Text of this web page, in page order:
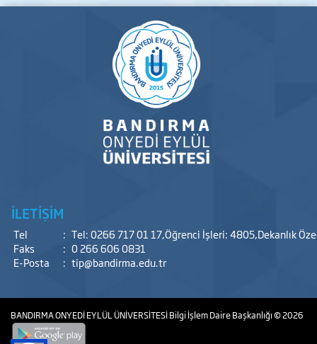
İLETİŞİM
Tel : Tel: 0266 717 01 17,Öğrenci İşleri: 4805,Dekanlık
Faks
: 0 266 606 0831
E-Posta
: tip@bandirma.edu.tr
BANDIRMA ONYEDİ EYLÜL ÜNİVERSİTESİBilgi İşlem Daire Başkanlığı© 2026